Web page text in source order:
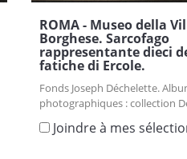
ROMA - Museo della
Borghese. Sarcofago
rappresentante dieci
fatiche di Ercole.
Fonds Joseph Déchelette.
photographiques : collection
Joindre à mes